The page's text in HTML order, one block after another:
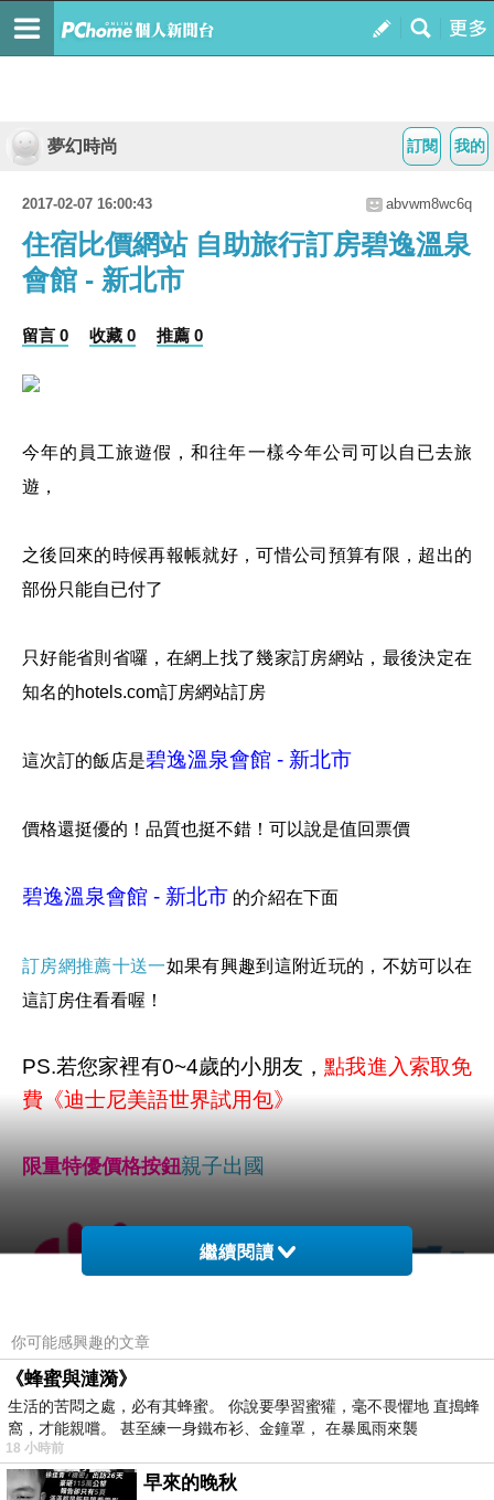
我的
訂閱
夢幻時尚
2017-02-07 16:00:43 abvwm8wc6q
住宿比價網站 自助旅行訂房碧逸溫泉
會館 - 新北市
留言 0 收藏 0 推薦 0
今年的員工旅遊假，和往年一樣今年公司可以自已去旅
遊，
之後回來的時候再報帳就好，可惜公司預算有限，超出的
部份只能自已付了
只好能省則省囉，在網上找了幾家訂房網站，最後決定在
知名的hotels.com訂房網站訂房
這次訂的飯店是碧逸溫泉會館 - 新北市
價格還挺優的！品質也挺不錯！可以說是值回票價
碧逸溫泉會館 - 新北市 的介紹在下面
訂房網推薦十送一如果有興趣到這附近玩的，不妨可以在
這訂房住看看喔！
PS.若您家裡有0~4歲的小朋友，點我進入索取免
費《迪士尼美語世界試用包》
限量特優價格按鈕親子出國
繼續閱讀
你可能感興趣的文章
《蜂蜜與漣漪》
生活的苦悶之處，必有其蜂蜜。 你說要學習蜜獾，毫不畏懼地 直搗蜂
窩，才能親嚐。 甚至練一身鐵布衫、金鐘罩， 在暴風雨來襲
18 小時前
早來的晚秋